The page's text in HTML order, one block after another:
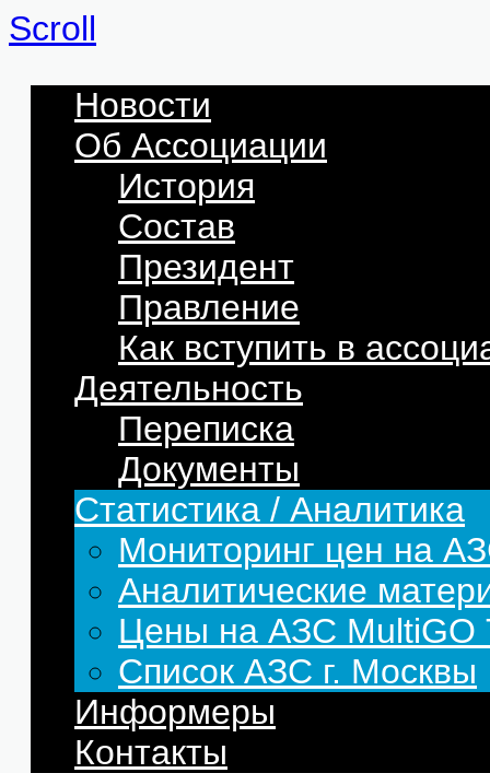
Scroll
Новости
Об Ассоциации
История
Состав
Президент
Правление
Как вступить в
Деятельность
Переписка
Документы
Статистика / Аналитика
Мониторинг цен на
Аналитические
Цены на АЗС
Список АЗС г. Москвы
Информеры
Контакты